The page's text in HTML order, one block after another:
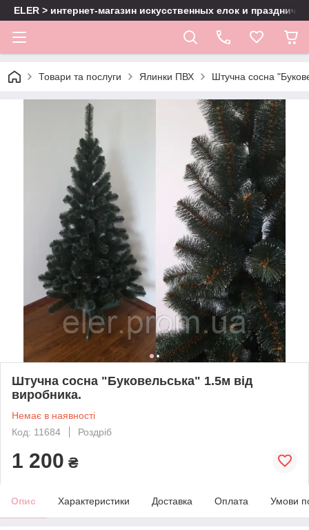
ELER > интернет-магазин искусственных елок и
Товари та послуги Ялинки ПВХ Штучна сосна
Штучна сосна "Буковельська" 1.5м від
виробника.
Немає в наявності
Код: 11684
Роздріб
1 200 ₴
Опис Характеристики Доставка Оплата Умови